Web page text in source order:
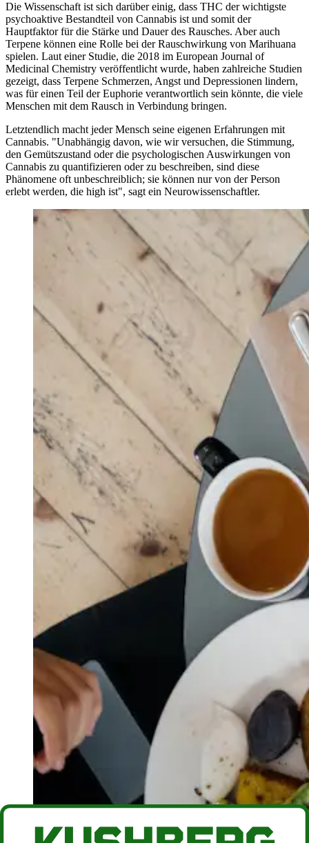
Die Wissenschaft ist sich darüber einig, dass THC der wichtigste
psychoaktive Bestandteil von Cannabis ist und somit der
Hauptfaktor für die Stärke und Dauer des Rausches. Aber auch
Terpene können eine Rolle bei der Rauschwirkung von Marihuana
spielen. Laut einer Studie, die 2018 im European Journal of
Medicinal Chemistry veröffentlicht wurde, haben zahlreiche Studien
gezeigt, dass Terpene Schmerzen, Angst und Depressionen lindern,
was für einen Teil der Euphorie verantwortlich sein könnte, die viele
Menschen mit dem Rausch in Verbindung bringen.
Letztendlich macht jeder Mensch seine eigenen Erfahrungen mit
Cannabis. "Unabhängig davon, wie wir versuchen, die Stimmung,
den Gemütszustand oder die psychologischen Auswirkungen von
Cannabis zu quantifizieren oder zu beschreiben, sind diese
Phänomene oft unbeschreiblich; sie können nur von der Person
erlebt werden, die high ist", sagt ein Neurowissenschaftler.